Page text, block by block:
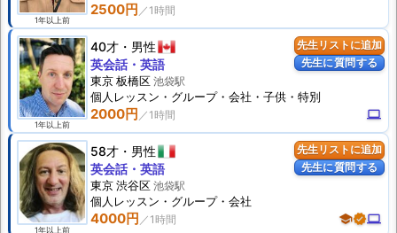
1年以上前
2500円
先生リストに追加
先生に質問する
1年以上前
40才 男性
2000円 computer
英会話・英語
東京 板橋区 池袋駅
個人 レッスン ・グループ・会社・子供・特別
先生リストに追加
先生に質問する
1年以上前
58才 男性
4000円 schoolverifiedcomputer
英会話・英語
東京 渋谷区 池袋駅
個人 レッスン ・グループ・会社